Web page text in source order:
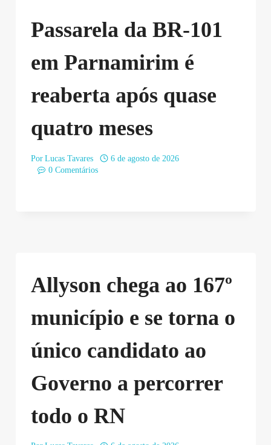
Passarela da BR-101
em Parnamirim é
reaberta após quase
quatro meses
Por Lucas Tavares
6 de agosto de 2026
0 Comentários
Allyson chega ao 167º
município e se torna o
único candidato ao
Governo a percorrer
todo o RN